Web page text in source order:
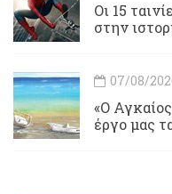
Οι 15
στην
07/08/
«Ο
έργο μας